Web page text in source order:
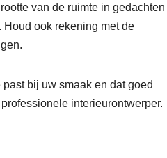
van de ruimte in gedachten
ook rekening met de
bij uw smaak en dat goed
interieurontwerper.